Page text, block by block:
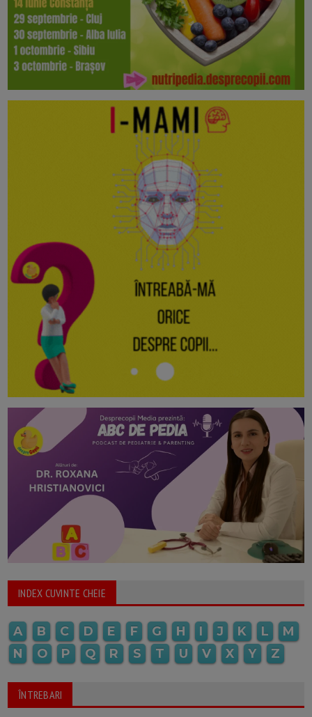
INDEX CUVINTE CHEIE
A B C D E F G H I J K L
M
N
O P Q R S T U V X Y Z
ÎNTREBARI